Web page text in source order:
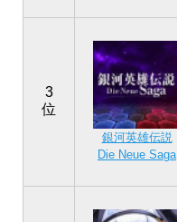
3
位
銀河英雄伝説
Die Neue Saga